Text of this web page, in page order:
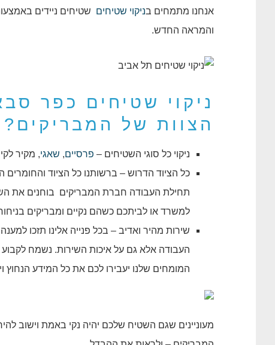
אנחנו מתמחים בניקוי שטיחים שטיחים ניידים
והמראה החדש.
ניקוי שטיחים כפר
הצוות של המבריקים?
ניקוי כל סוגי השטיחים – פרסיים, שאגי, מקיר
כל הציוד הדרוש – ברשותנו כל הציוד
תחילת העבודה חברת המבריקים בוחנים את
למשרד או לביתכם כשהם נקיים ומבריקים
שירות מהיר ואדיב – בכל פנייה אלינו תזכו
העבודה אלא גם על איכות השירות. נשמח
המומחים שלנו יעבירו לכם את כל המידע
מעוניינים שגם השטיח שלכם יהיה נקי באמת וישוב